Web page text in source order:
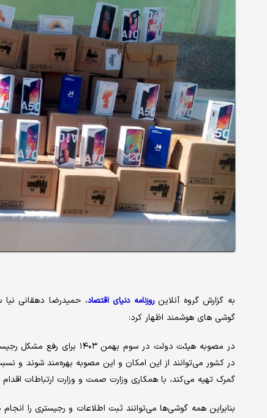
به گزارش گروه آنلاینروزنامه دنیای اقتصاد، حمیدرضا دهقانی نیا
گوشی های هوشمند اظهار کرد:
در مصوبه هیئت دولت در سوم
در کشور می‌توانند از این امکان و این مصوبه بهره‌مند شوند و
گمرک تهیه می‌کند، با همکاری وزارت صمت و وزارت ارتباطات اقدام
بنابراین همه گوشی‌ها می‌توانند ثبت اطلاعات و رجیستری را